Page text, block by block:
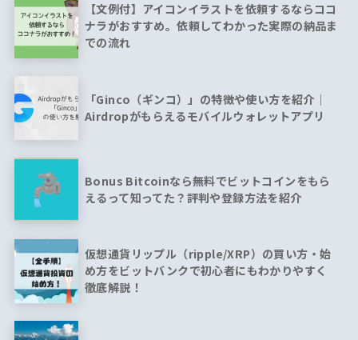
【文例付】アイコンイラストを依頼するならココ
ナラがおすすめ。依頼してわかった実際の納品ま
での流れ
「Ginco（ギンコ）」の特徴や使い方を紹介｜
Airdropがもらえるモバイルウォレットアプリ
Bonus Bitcoinなら無料でビットコインをもら
えるって知ってた？評判や登録方法を紹介
仮想通貨リップル（ripple/XRP）の買い方・始
め方をビットバンクで初心者にもわかりやすく
徹底解説！